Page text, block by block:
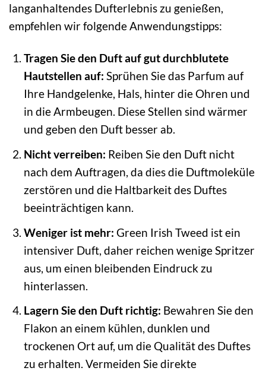
langanhaltendes Dufterlebnis zu genießen,
empfehlen wir folgende Anwendungstipps:
Tragen Sie den Duft auf gut durchblutete
Hautstellen auf: Sprühen Sie das Parfum auf
Ihre Handgelenke, Hals, hinter die Ohren und
in die Armbeugen. Diese Stellen sind wärmer
und geben den Duft besser ab.
Nicht verreiben: Reiben Sie den Duft nicht
nach dem Auftragen, da dies die Duftmoleküle
zerstören und die Haltbarkeit des Duftes
beeinträchtigen kann.
Weniger ist mehr: Green Irish Tweed ist ein
intensiver Duft, daher reichen wenige Spritzer
aus, um einen bleibenden Eindruck zu
hinterlassen.
Lagern Sie den Duft richtig: Bewahren Sie den
Flakon an einem kühlen, dunklen und
trockenen Ort auf, um die Qualität des Duftes
zu erhalten. Vermeiden Sie direkte